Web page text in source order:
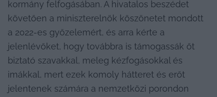
kormány felfogásában. A hivatalos beszédet
követően a miniszterelnök köszönetet mondott
a 2022-es győzelemért, és arra kérte a
jelenlévőket, hogy továbbra is támogassák őt
biztató szavakkal, meleg kézfogásokkal és
imákkal, mert ezek komoly hátteret és erőt
jelentenek számára a nemzetközi porondon